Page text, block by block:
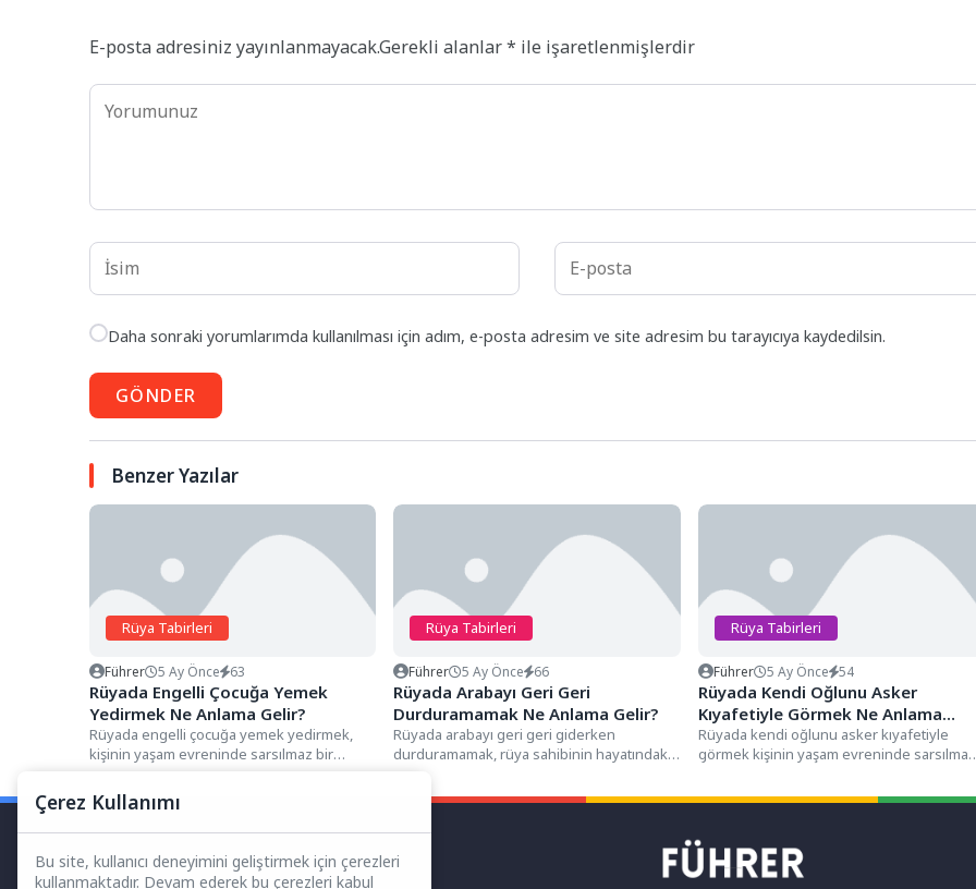
E-posta adresiniz yayınlanmayacak.Gerekli alanlar* ile işaretlenmişlerdir
Daha sonraki yorumlarımda kullanılması için adım, e-posta adresim ve site adresim bu tarayıcıya kaydedilsin.
GÖNDER
Benzer Yazılar
Rüya Tabirleri
Führer 5 Ay Önce 63
Rüyada Engelli Çocuğa Yemek
Yedirmek Ne Anlama Gelir?
Rüyada engelli çocuğa yemek yedirmek,
kişinin yaşam evreninde sarsılmaz bir
Rüya Tabirleri
Führer 5 Ay Önce 66
Rüyada Arabayı Geri Geri
Durduramamak Ne Anlama Gelir?
Rüyada arabayı geri geri giderken
durduramamak, rüya sahibinin hayatındaki
meselelerin...
Rüya Tabirleri
Führer 5 Ay Önce 54
Rüyada Kendi Oğlunu Asker
Kıyafetiyle Görmek Ne Anlama
Gelir?
Rüyada kendi oğlunu asker kıyafetiyle
görmek kişinin yaşam evreninde sarsılmaz
Çerez Kullanımı
Bu site, kullanıcı deneyimini geliştirmek için çerezleri
kullanmaktadır. Devam ederek bu çerezleri kabul